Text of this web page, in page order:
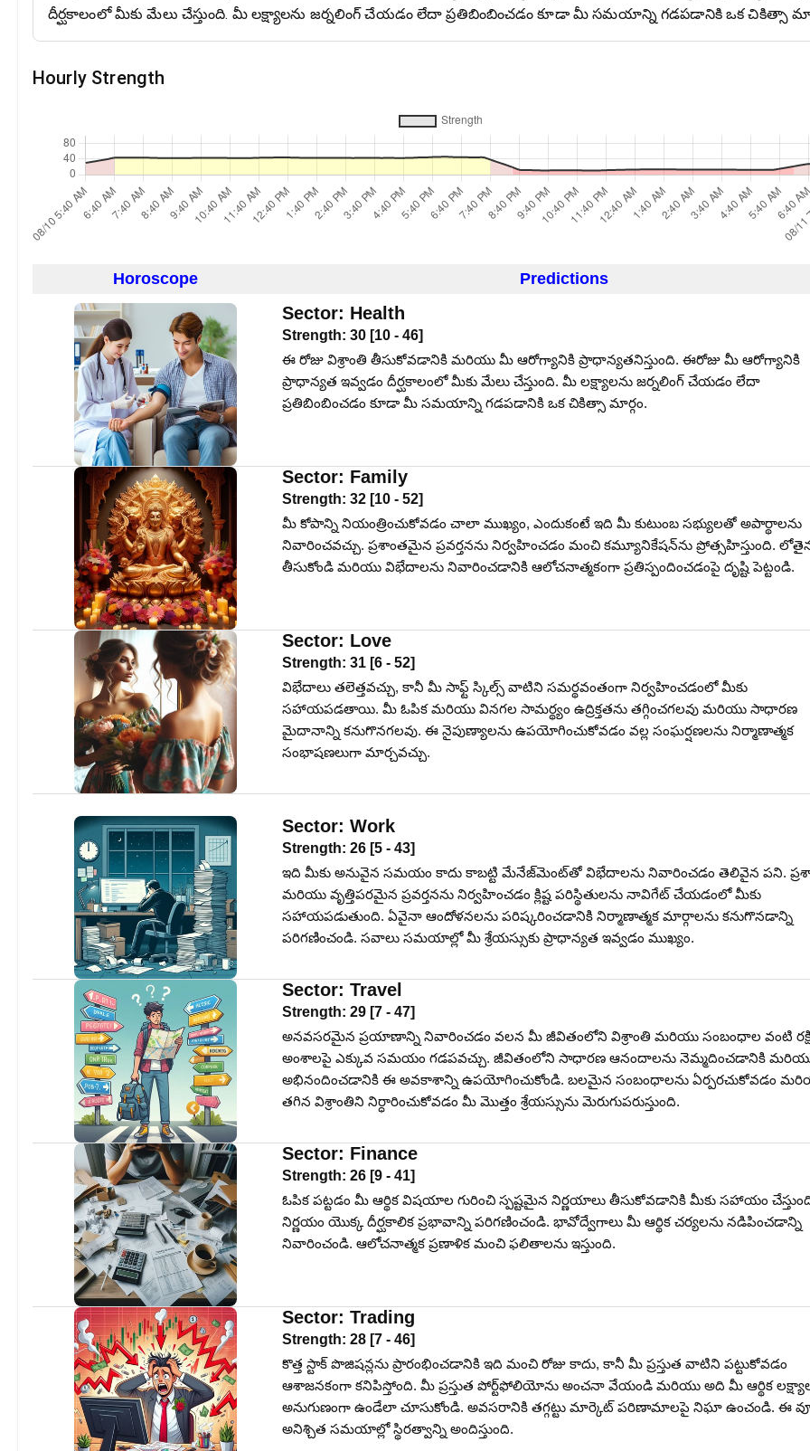
దీర్ఘకాలంలో మీకు మేలు చేస్తుంది. మీ లక్ష్యాలను జర్నలింగ్ చేయడం లేదా ప్రతిబింబించడం కూడా మీ సమయాన్ని గడపడానికి ఒక చికిత్సా
Hourly Strength
Horoscope Predictions
Sector: Health
Strength: 30 [10 - 46]
ఈ రోజు విశ్రాంతి తీసుకోవడానికి మరియు మీ ఆరోగ్యానికి ప్రాధాన్యతనిస్తుంది. ఈరోజు మీ ఆరోగ్యానికి
ప్రాధాన్యత ఇవ్వడం దీర్ఘకాలంలో మీకు మేలు చేస్తుంది. మీ లక్ష్యాలను జర్నలింగ్ చేయడం లేదా
ప్రతిబింబించడం కూడా మీ సమయాన్ని గడపడానికి ఒక చికిత్సా మార్గం.
Sector: Family
Strength: 32 [10 - 52]
మీ కోపాన్ని నియంత్రించుకోవడం చాలా ముఖ్యం, ఎందుకంటే ఇది మీ కుటుంబ సభ్యులతో అపార్థాలను
నివారించవచ్చు. ప్రశాంతమైన ప్రవర్తనను నిర్వహించడం మంచి కమ్యూనికేషన్‌ను ప్రోత్సహిస్తుంది.
తీసుకోండి మరియు విభేదాలను నివారించడానికి ఆలోచనాత్మకంగా ప్రతిస్పందించడంపై దృష్టి పెట్టండి.
Sector: Love
Strength: 31 [6 - 52]
విభేదాలు తలెత్తవచ్చు, కానీ మీ సాఫ్ట్ స్కిల్స్ వాటిని సమర్థవంతంగా నిర్వహించడంలో మీకు
సహాయపడతాయి. మీ ఓపిక మరియు వినగల సామర్థ్యం ఉద్రిక్తతను తగ్గించగలవు మరియు సాధారణ
మైదానాన్ని కనుగొనగలవు. ఈ నైపుణ్యాలను ఉపయోగించుకోవడం వల్ల సంఘర్షణలను నిర్మాణాత్మక
సంభాషణలుగా మార్చవచ్చు.
Sector: Work
Strength: 26 [5 - 43]
ఇది మీకు అనువైన సమయం కాదు కాబట్టి మేనేజ్‌మెంట్‌తో విభేదాలను నివారించడం తెలివైన పని.
మరియు వృత్తిపరమైన ప్రవర్తనను నిర్వహించడం క్లిష్ట పరిస్థితులను నావిగేట్ చేయడంలో మీకు
సహాయపడుతుంది. ఏవైనా ఆందోళనలను పరిష్కరించడానికి నిర్మాణాత్మక మార్గాలను కనుగొనడాన్ని
పరిగణించండి. సవాలు సమయాల్లో మీ శ్రేయస్సుకు ప్రాధాన్యత ఇవ్వడం ముఖ్యం.
Sector: Travel
Strength: 29 [7 - 47]
అనవసరమైన ప్రయాణాన్ని నివారించడం వలన మీ జీవితంలోని విశ్రాంతి మరియు సంబంధాల వంటి
అంశాలపై ఎక్కువ సమయం గడపవచ్చు. జీవితంలోని సాధారణ ఆనందాలను నెమ్మదించడానికి
అభినందించడానికి ఈ అవకాశాన్ని ఉపయోగించుకోండి. బలమైన సంబంధాలను ఏర్పరచుకోవడం
తగిన విశ్రాంతిని నిర్ధారించుకోవడం మీ మొత్తం శ్రేయస్సును మెరుగుపరుస్తుంది.
Sector: Finance
Strength: 26 [9 - 41]
ఓపిక పట్టడం మీ ఆర్థిక విషయాల గురించి స్పష్టమైన నిర్ణయాలు తీసుకోవడానికి మీకు సహాయం
నిర్ణయం యొక్క దీర్ఘకాలిక ప్రభావాన్ని పరిగణించండి. భావోద్వేగాలు మీ ఆర్థిక చర్యలను నడిపించడాన్ని
నివారించండి. ఆలోచనాత్మక ప్రణాళిక మంచి ఫలితాలను ఇస్తుంది.
Sector: Trading
Strength: 28 [7 - 46]
కొత్త స్టాక్ పొజిషన్లను ప్రారంభించడానికి ఇది మంచి రోజు కాదు, కానీ మీ ప్రస్తుత వాటిని పట్టుకోవడం
ఆశాజనకంగా కనిపిస్తోంది. మీ ప్రస్తుత పోర్ట్‌ఫోలియోను అంచనా వేయండి మరియు అది మీ ఆర్థిక
అనుగుణంగా ఉండేలా చూసుకోండి. అవసరానికి తగ్గట్టు మార్కెట్ పరిణామాలపై నిఘా ఉంచండి. ఈ
అనిశ్చిత సమయాల్లో స్థిరత్వాన్ని అందిస్తుంది.